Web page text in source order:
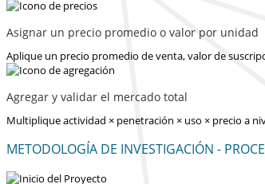
Asignar un precio promedio o valor por unidad
Aplique un precio promedio de venta, valor de
Agregar y validar el mercado total
Multiplique actividad × penetración × uso × precio a
METODOLOGÍA DE INVESTIGACIÓN -